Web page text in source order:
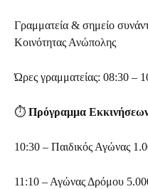
Γραμματεία & σημείο
Κοινότητας Ανώπολης
Ώρες γραμματείας: 08:30 –
⏱ Πρόγραμμα
10:30 – Παιδικός Αγώνας
11:10 – Αγώνας Δρόμου